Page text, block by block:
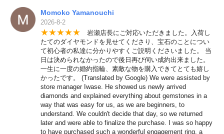
Momoko Yamanouchi
2026-8-2
★★★★★ 岩瀬店長にご対応いただきました。入荷し
たてのダイヤモンドを見せてくださり、宝石のことについ
て初心者の私達に分かりやすくご説明くださいました。 当
日は決められなかったので後日再び伺い成約出来ました。
一生に一度の婚約指輪、素敵な物を購入できてとても嬉し
かったです。 (Translated by Google) We were assisted by
store manager Iwase. He showed us newly arrived
diamonds and explained everything about gemstones in a
way that was easy for us, as we are beginners, to
understand. We couldn't decide that day, so we returned
later and were able to finalize the purchase. I was so happy
to have purchased such a wonderful engagement ring, a